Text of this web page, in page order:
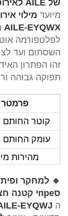
של AILE לאירוסולי MDI
מיועד מילוי
AILE-EYQWX
לפלטפורמה
השסתום ועד
תפוקה גבוהה
פרמטר
קוטר
עומק
מהירות
נפח מילוי
לחץ עבודה
דיוק מילוי
🔹 למחקר
סпреי קטנה חצי אוטומטית של AILE
ה EYQWJ